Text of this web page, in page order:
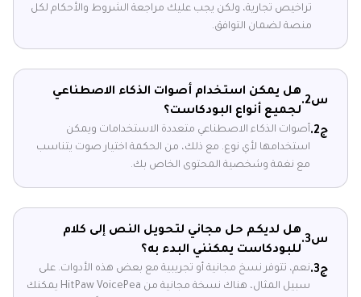
تراخيص تجارية، ولكن يجب عليك مراجعة الشروط والأحكام لكل
منصة لضمان التوافق.
س2.
هل يمكن استخدام أصوات الذكاء الاصطناعي
لجميع أنواع البودكاست؟
ج2.
أصوات الذكاء الاصطناعي متعددة الاستخدامات ويمكن
استخدامها لأي نوع. مع ذلك، من الحكمة اختيار صوت يتناسب
مع نغمة وشخصية المحتوى الخاص بك.
س3.
هل لديكم حل مجاني لتحويل النص إلى كلام
للبودكاست يمكنني البدء به؟
ج3.
نعم، تتوفر نسخ مجانية أو تجريبية مع بعض هذه الأدوات. على
سبيل المثال، هناك نسخة مجانية من HitPaw VoicePea يمكنك